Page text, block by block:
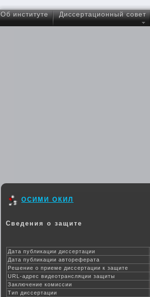
Об институте Диссертационный совет
ОСИМИ ОКИЛ
Сведения о защите
Дата публикации диссертации
Дата публикации автореферата
Решение о приеме диссертации к защите
URL-адрес видеотрансляции защиты
Заключение комиссии
Тип диссертации